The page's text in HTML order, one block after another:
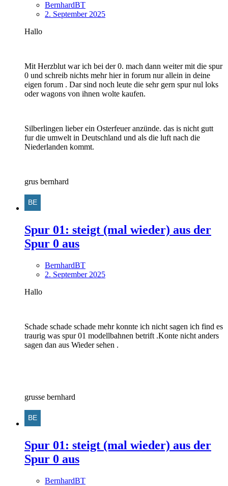
BernhardBT
2. September 2025
Hallo
Mit Herzblut war ich bei der 0. mach dann weiter mit die spur
0 und schreib nichts mehr hier in forum nur allein in deine
eigen forum . Dar sind noch leute die sehr gern spur nul loks
oder wagons von ihnen wolte kaufen.
Silberlingen lieber ein Osterfeuer anzünde. das is nicht gutt
fur die umwelt in Deutschland und als die luft nach die
Niederlanden kommt.
grus bernhard
Spur 01: steigt (mal wieder) aus der
Spur 0 aus
BernhardBT
2. September 2025
Hallo
Schade schade schade mehr konnte ich nicht sagen ich find es
traurig was spur 01 modellbahnen betrift .Konte nicht anders
sagen dan aus Wieder sehen .
grusse bernhard
Spur 01: steigt (mal wieder) aus der
Spur 0 aus
BernhardBT